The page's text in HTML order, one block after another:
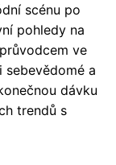
scénu po
pohledy na
ve
sebevědomé a
dávku
trendů s